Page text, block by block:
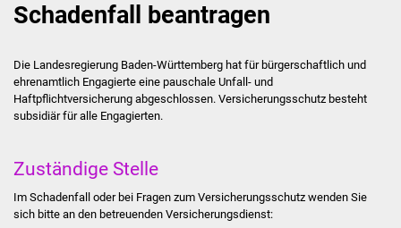
Stellenangebote
Ortsrecht
Schadenfall beantragen
Die Landesregierung Baden-Württemberg hat für bürgerschaftlich und
ehrenamtlich Engagierte eine pauschale Unfall- und
Haftpflichtversicherung abgeschlossen. Versicherungsschutz besteht
subsidiär für alle Engagierten.
Zuständige Stelle
Im Schadenfall oder bei Fragen zum Versicherungsschutz wenden Sie
sich bitte an den betreuenden Versicherungsdienst: